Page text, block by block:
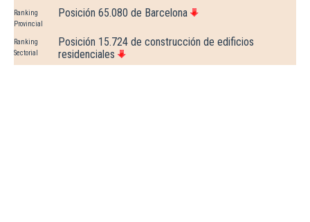
Ranking
Provincial
Posición 65.080 de Barcelona
Ranking
Sectorial
Posición 15.724 de construcción de edificios
residenciales